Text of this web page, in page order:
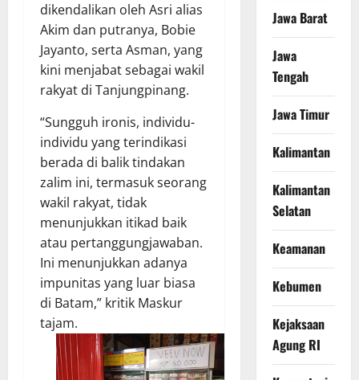
dikendalikan oleh Asri alias
Akim dan putranya, Bobie
Jayanto, serta Asman, yang
kini menjabat sebagai wakil
rakyat di Tanjungpinang.
“Sungguh ironis, individu-
individu yang terindikasi
berada di balik tindakan
zalim ini, termasuk seorang
wakil rakyat, tidak
menunjukkan itikad baik
atau pertanggungjawaban.
Ini menunjukkan adanya
impunitas yang luar biasa
di Batam,” kritik Maskur
tajam.
Jawa Barat
Jawa
Tengah
Jawa Timur
Kalimantan
Kalimantan
Selatan
Keamanan
Kebumen
Kejaksaan
Agung RI